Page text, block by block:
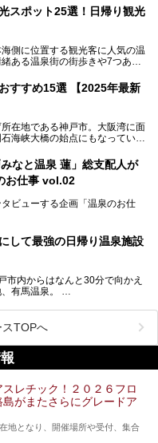
。さらに、ゆったりくつろげて
ペースも人気に。斬新な企画や
湊山温泉の魅力をリポートしま
スポット25選！日帰り観光
側に位置する観光客に人気の温
ある温泉街の街歩きや7つある
温泉街が近く、歩いて回るのに
での訪問にもおすすめです。
プ。温泉やご当地グルメなどを
コースも紹介しているので、ぜ
すすめ15選 【2025年最新
在地である神戸市。大阪湾に面
海峡大橋の始点にもなっていま
発展したハーバーランドなど、
押しです。
見ると、神戸市といえば何とい
ブルに体験できる健康ランドや
今回はそんな希望に沿う施設
なと温泉 蓮」総支配人が
お仕事 vol.02
ビューする企画「温泉のお仕
ストオブ宿泊賞」に輝いた
力に迫りました！
して最強の日帰り温泉施設
市内からはなんと30分で向かえ
有馬温泉。
加え、人工のの炭酸泉まで楽し
いえる施設です。
その魅力の数々を紹介します！
TOPへ
レチック！２０２６フロ
がまたさらにグレードア
地となり、開催場所や受付、集合